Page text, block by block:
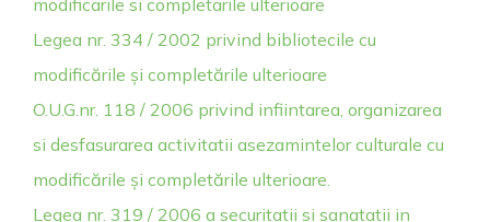
modificarile si completarile ulterioare
Legea nr. 334 / 2002 privind bibliotecile cu
modificările și completările ulterioare
O.U.G.nr. 118 / 2006 privind infiintarea, organizarea
si desfasurarea activitatii asezamintelor culturale cu
modificările și completările ulterioare.
Legea nr. 319 / 2006 a securitatii si sanatatii in